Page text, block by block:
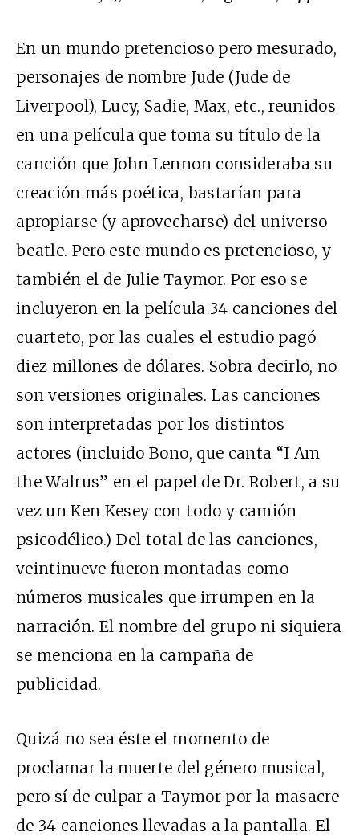
En un mundo pretencioso pero mesurado,
personajes de nombre Jude (Jude de
Liverpool), Lucy, Sadie, Max, etc., reunidos
en una película que toma su título de la
canción que John Lennon consideraba su
creación más poética, bastarían para
apropiarse (y aprovecharse) del universo
beatle. Pero este mundo es pretencioso, y
también el de Julie Taymor. Por eso se
incluyeron en la película 34 canciones del
cuarteto, por las cuales el estudio pagó
diez millones de dólares. Sobra decirlo, no
son versiones originales. Las canciones
son interpretadas por los distintos
actores (incluido Bono, que canta “I Am
the Walrus” en el papel de Dr. Robert, a su
vez un Ken Kesey con todo y camión
psicodélico.) Del total de las canciones,
veintinueve fueron montadas como
números musicales que irrumpen en la
narración. El nombre del grupo ni siquiera
se menciona en la campaña de
publicidad.
Quizá no sea éste el momento de
proclamar la muerte del género musical,
pero sí de culpar a Taymor por la masacre
de 34 canciones llevadas a la pantalla. El